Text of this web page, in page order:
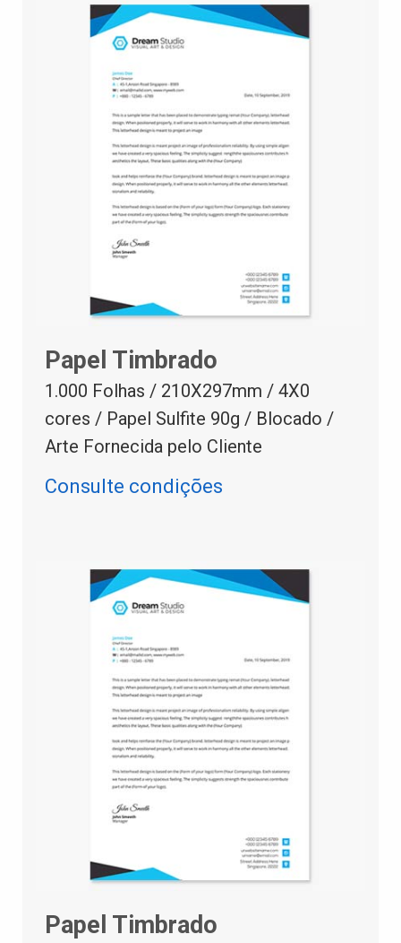
Papel Timbrado
1.000 Folhas / 210X297mm / 4X0
cores / Papel Sulfite 90g / Blocado /
Arte Fornecida pelo Cliente
Consulte condições
Papel Timbrado